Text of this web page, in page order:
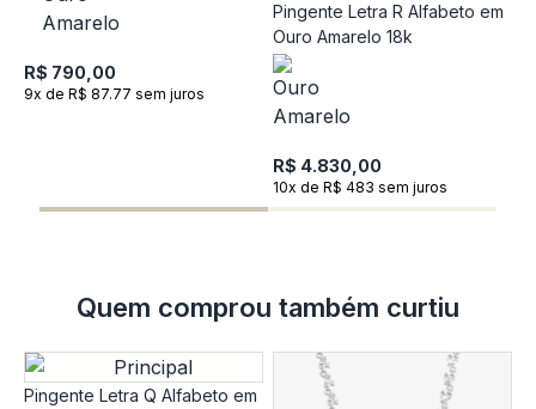
R$ 790,00
9x de R$ 87.77 sem juros
Pingente Letra R Alfabeto em
Ouro Amarelo 18k
R$ 4.830,00
10x de R$ 483 sem juros
Quem comprou também curtiu
Pingente Letra Q Alfabeto em